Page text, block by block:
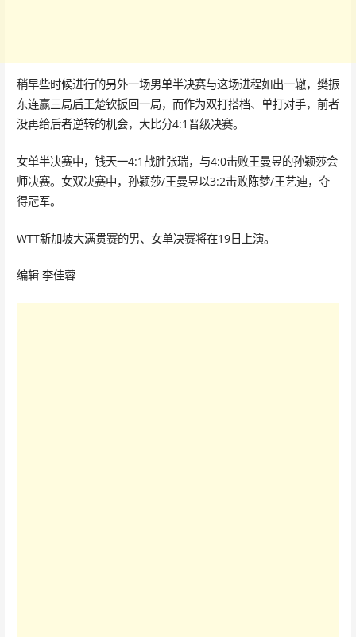
稍早些时候进行的另外一场男单半决赛与这场进程如出一辙，樊振
东连赢三局后王楚钦扳回一局，而作为双打搭档、单打对手，前者
没再给后者逆转的机会，大比分4:1晋级决赛。
女单半决赛中，钱天一4:1战胜张瑞，与4:0击败王曼昱的孙颖莎会
师决赛。女双决赛中，孙颖莎/王曼昱以3:2击败陈梦/王艺迪，夺
得冠军。
WTT新加坡大满贯赛的男、女单决赛将在19日上演。
编辑 李佳蓉